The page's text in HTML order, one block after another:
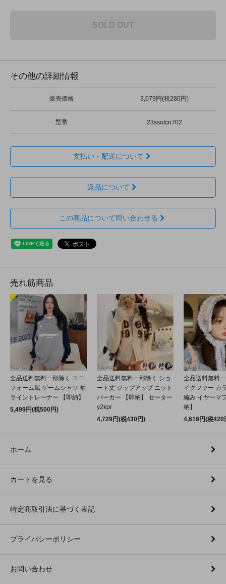
SOLD OUT
その他の詳細情報
販売価格 3,079円(税280円)
型番 23ssotcn702
支払い・配送について
返品について
この商品について問い合わせる
売れ筋商品
全品送料無料一部除く ユニ
フォーム風 ゲームシャツ 袖
ライントレーナー 【即納】
5,499円(税500円)
全品送料無料一部除く ショ
ート丈 ジップアップ ニット
パーカー 【即納】 セーター
y2kpr
4,729円(税430円)
全品送料無料
イクファー カ
編み イヤーマ
納】
4,619円(税420
ホーム
カートを見る
特定商取引法に基づく表記
プライバシーポリシー
お問い合わせ